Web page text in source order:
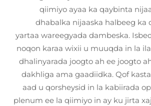
qiimiyo ayaa ka qaybinta
dhabalka nijaaska halbeeg ka
yartaa wareegyada dambeska.
noqon karaa wixii u muuqda in la
dhalinyarada joogto ah ee joogto
dakhliga ama gaadiidka. Qof
aad u qorsheysid in la kabiirada
plenum ee la qiimiyo in ay ku jirta